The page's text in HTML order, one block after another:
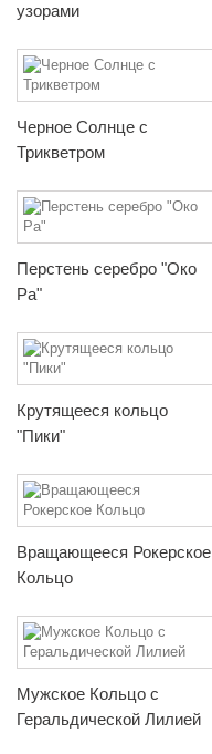
узорами
Черное Солнце с
Трикветром
Перстень серебро "Око
Ра"
Крутящееся кольцо
"Пики"
Вращающееся Рокерское
Кольцо
Мужское Кольцо с
Геральдической Лилией